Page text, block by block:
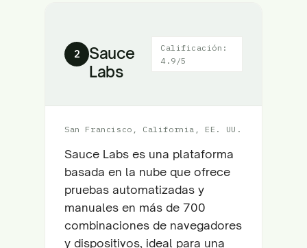
2
Sauce
Labs
Calificación:
4.9/5
San Francisco, California, EE. UU.
Sauce Labs es una plataforma
basada en la nube que ofrece
pruebas automatizadas y
manuales en más de 700
combinaciones de navegadores
y dispositivos, ideal para una